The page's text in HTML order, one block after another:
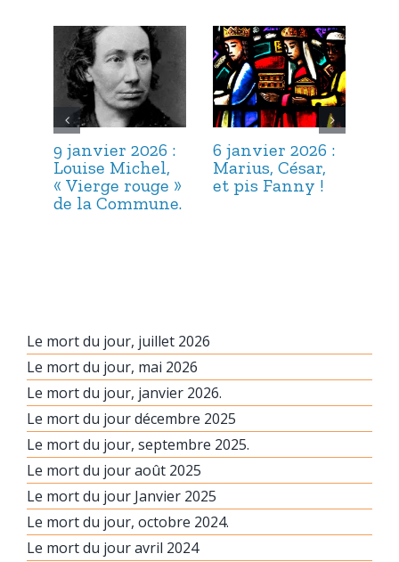
9 janvier 2026 :
Louise Michel,
« Vierge rouge »
de la Commune.
6 janvier 2026 :
Marius, César,
et pis Fanny !
Le mort du jour, juillet 2026
Le mort du jour, mai 2026
Le mort du jour, janvier 2026.
Le mort du jour décembre 2025
Le mort du jour, septembre 2025.
Le mort du jour août 2025
Le mort du jour Janvier 2025
Le mort du jour, octobre 2024.
Le mort du jour avril 2024